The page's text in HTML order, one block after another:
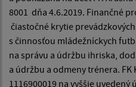
8001 dňa 4.6.2019. Finančné
čiastočné krytie
s činnosťou mládežníckych
na správu a údržbu ihriska,
a údržbu a odmeny trénera.
1116900019 na vyššie uvedený